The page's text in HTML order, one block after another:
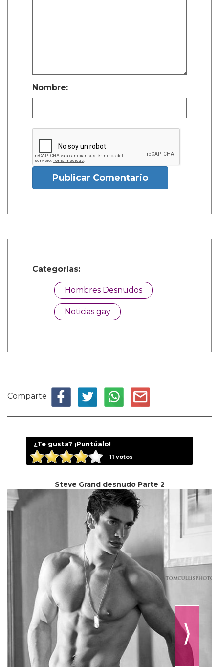
Nombre:
Publicar Comentario
Categorías:
Hombres Desnudos
Noticias gay
Comparte
¿Te gusta? ¡Puntúalo!
11 votos
Steve Grand desnudo Parte 2
⟩